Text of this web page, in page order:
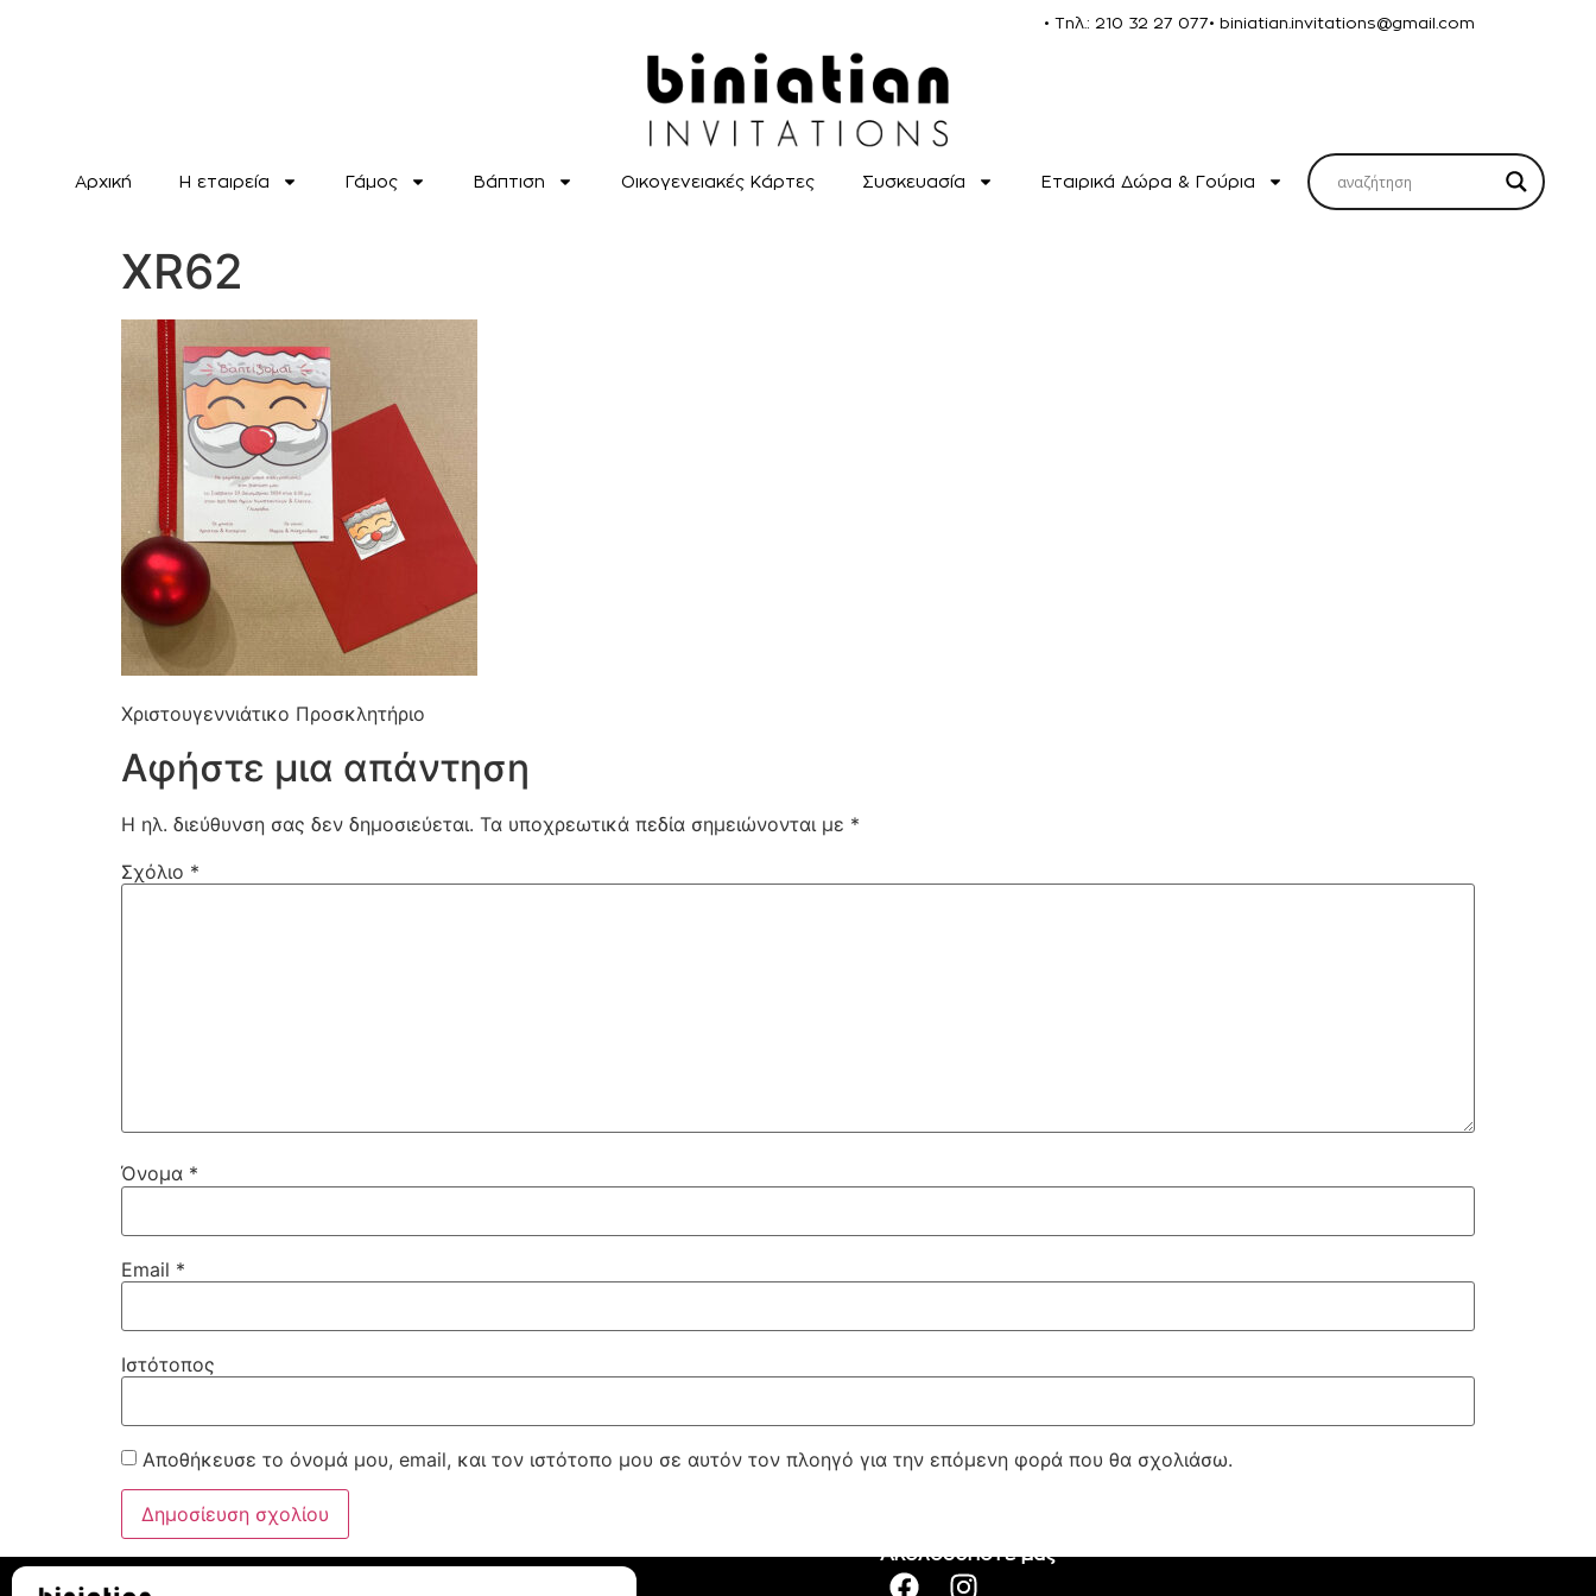
• Τηλ.: 210 32 27 077• biniatian.invitations@gmail.com
Αρχική H εταιρεία Γάμος Βάπτιση Οικογενειακές Κάρτες Συσκευασία Εταιρικά Δώρα & Γούρια
XR62
Χριστουγεννιάτικο Προσκλητήριο
Αφήστε μια απάντηση
Η ηλ. διεύθυνση σας δεν δημοσιεύεται. Τα υποχρεωτικά πεδία σημειώνονται με *
Σχόλιο *
Όνομα *
Email *
Ιστότοπος
Αποθήκευσε το όνομά μου, email, και τον ιστότοπο μου σε αυτόν τον πλοηγό για την επόμενη φορά που θα σχολιάσω.
Ακολουθήστε μας